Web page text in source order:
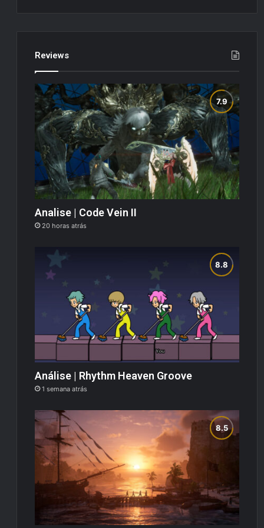
Reviews
Analise | Code Vein II
20 horas atrás
Análise | Rhythm Heaven Groove
1 semana atrás